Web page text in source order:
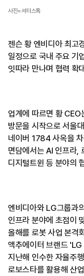
사진=셔터스톡
젠슨 황 엔비디아 최고
일정으로 국내 주요 기
잇따라 만나며 협력 확
업계에 따르면 황 CEO
방문을 시작으로 서울
네이버 1784 사옥을
면담에서는 AI 인프라,
디지털트윈 등 분야의
엔비디아와 LG그룹과
인프라 분야에 초점이
올해를 로봇 사업 본격
액추에이터 브랜드
지난해 인수한 자율주
로보스타를 활용해 산